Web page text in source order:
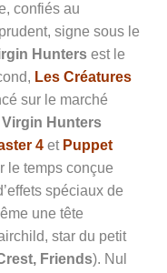
confiés au
signe sous le
Hunters est le
Les Créatures
sur le marché
Virgin Hunters
4 et Puppet
le temps conçue
spéciaux de
une tête
star du petit
Friends). Nul